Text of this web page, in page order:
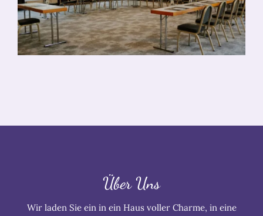
Über Uns
Wir laden Sie ein in ein Haus voller Charme, in eine